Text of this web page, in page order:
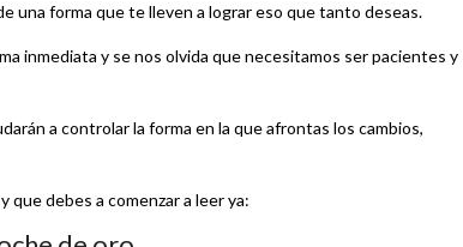
una forma que te lleven a lograr eso que tanto deseas.
inmediata y se nos olvida que necesitamos ser pacientes y
a controlar la forma en la que afrontas los cambios,
debes a comenzar a leer ya: